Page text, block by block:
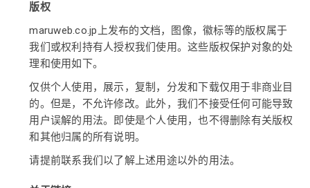
版权
maruweb.co.jp上发布的文档，图像，徽标等的版权属于
我们或权利持有人授权我们使用。这些版权保护对象的处
理和使用如下。
仅供个人使用，展示，复制，分发和下载仅用于非商业目
的。但是，不允许修改。此外，我们不接受任何可能导致
用户误解的用法。即使是个人使用，也不得删除有关版权
和其他归属的所有说明。
请提前联系我们以了解上述用途以外的用法。